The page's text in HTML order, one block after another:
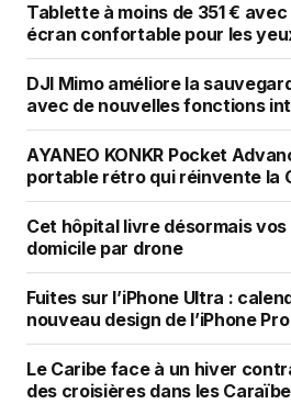
Tablette à moins de 351 €
écran confortable pour les
DJI Mimo améliore la
avec de nouvelles fonctions
AYANEO KONKR Pocket
portable rétro qui réinvente la
Cet hôpital livre désormais
domicile par drone
Fuites sur l’iPhone Ultra :
nouveau design de l’iPhone
Le Caribe face à un hiver
des croisières dans les